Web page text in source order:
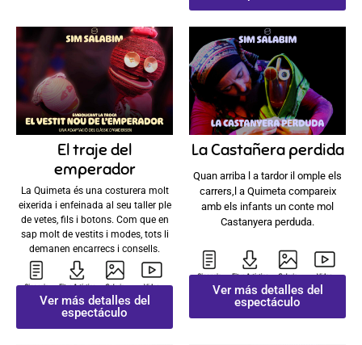
El traje del
emperador
La Quimeta és una costurera molt
eixerida i enfeinada al seu taller ple
de vetes, fils i botons. Com que en
sap molt de vestits i modes, tots li
demanen encarrecs i consells.
Ver más detalles del
espectáculo
La Castañera perdida
Quan arriba l a tardor il omple els
carrers,l a Quimeta compareix
amb els infants un conte mol
Castanyera perduda.
Ver más detalles del
espectáculo